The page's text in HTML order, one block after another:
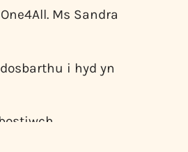
Ms Sandra
i hyd yn